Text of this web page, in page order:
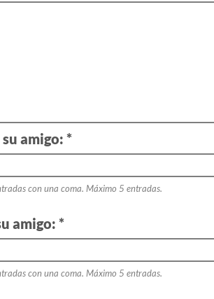
amigo: *
con una coma. Máximo 5 entradas.
amigo: *
con una coma. Máximo 5 entradas.